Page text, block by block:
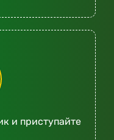
и приступайте